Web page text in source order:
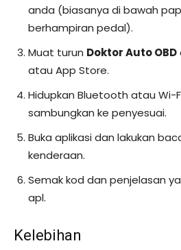
anda (biasanya di bawah
berhampiran pedal).
Muat turun Doktor Auto OBD
atau App Store.
Hidupkan Bluetooth atau Wi-
sambungkan ke penyesuai.
Buka aplikasi dan lakukan
kenderaan.
Semak kod dan penjelasan
apl.
Kelebihan